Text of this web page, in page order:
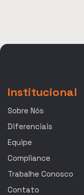
Institucional
Sobre Nós
Diferenciais
Equipe
Compliance
Trabalhe Conosco
Contato